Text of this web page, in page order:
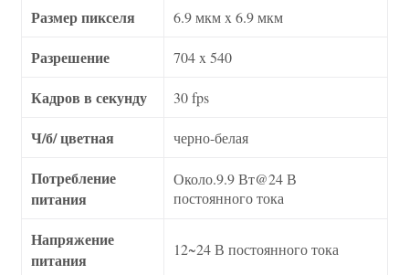
Размер пикселя 6.9 мкм x 6.9 мкм
Разрешение 704 x 540
Кадров в секунду 30 fps
Ч/б/ цветная черно-белая
Потребление
питания
Около.9.9 Вт@24 В
постоянного тока
Напряжение
питания
12~24 В постоянного тока